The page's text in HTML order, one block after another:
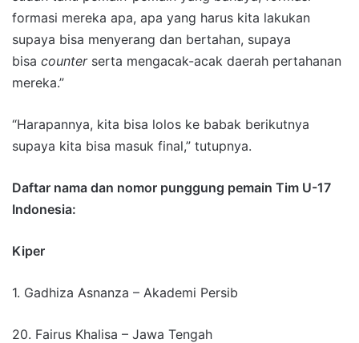
formasi mereka apa, apa yang harus kita lakukan
supaya bisa menyerang dan bertahan, supaya
bisa counterserta mengacak-acak daerah pertahanan
mereka.”
“Harapannya, kita bisa lolos ke babak berikutnya
supaya kita bisa masuk final,” tutupnya.
Daftar nama dan nomor punggung pemain Tim U-17
Indonesia:
Kiper
1. Gadhiza Asnanza – Akademi Persib
20. Fairus Khalisa – Jawa Tengah